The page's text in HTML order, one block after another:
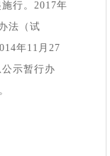
行。 2017年
法（试
年11月27
示暂行办